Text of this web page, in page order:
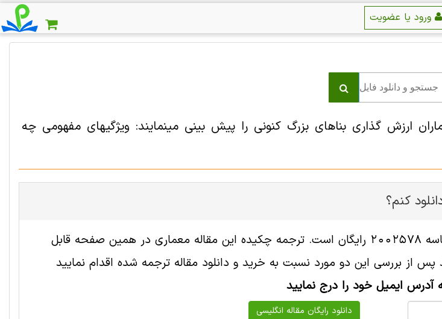
ارزش گذاری بناهای بزرگ کنونی را پیش بینی مینمایند: ویژگیهای مفهومی چه
کنم؟
فایل انگلیسی این مقاله با شناسه 2002578 رایگان است. ترجمه چکیده این مقاله معماری در همین صفحه قابل
از بررسی این دو مورد نسبت به خرید و دانلود مقاله ترجمه شده اقدام نمایید
آدرس ایمیل خود را درج نمایید